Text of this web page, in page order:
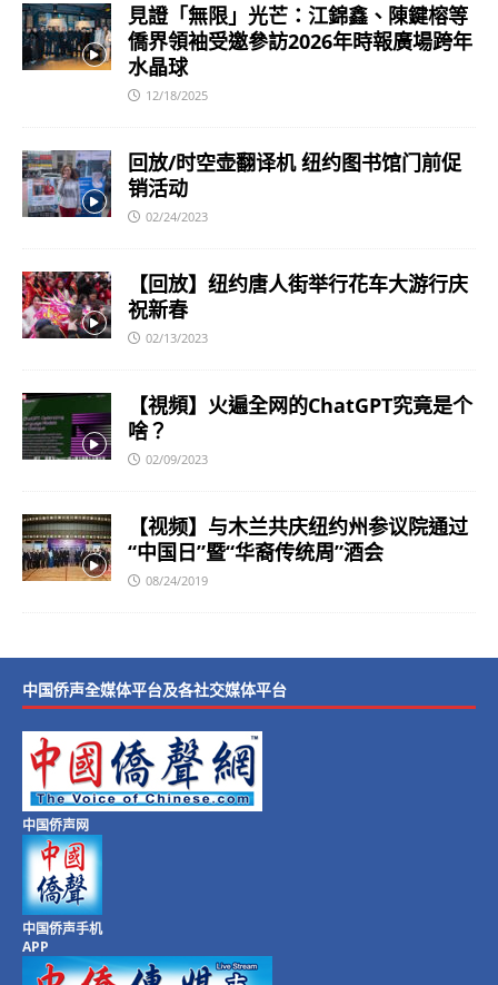
見證「無限」光芒：江錦鑫、陳鍵榕等
僑界領袖受邀參訪2026年時報廣場跨年
水晶球
12/18/2025
回放/时空壶翻译机 纽约图书馆门前促
销活动
02/24/2023
【回放】纽约唐人街举行花车大游行庆
祝新春
02/13/2023
【視頻】火遍全网的ChatGPT究竟是个
啥？
02/09/2023
【视频】与木兰共庆纽约州参议院通过
“中国日”暨“华裔传统周”酒会
08/24/2019
中国侨声全媒体平台及各社交媒体平台
中国侨声网
中国侨声手机
APP